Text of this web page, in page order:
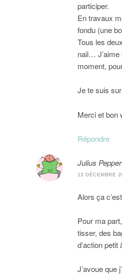
participer.
En travaux
fondu (une
Tous les
nail… J’aime
moment,
Je te suis
Merci et bon
Répondre
Julius
13 DÉCEMBRE
Alors ça
Pour ma
tisser, des
d’action
J’avoue que